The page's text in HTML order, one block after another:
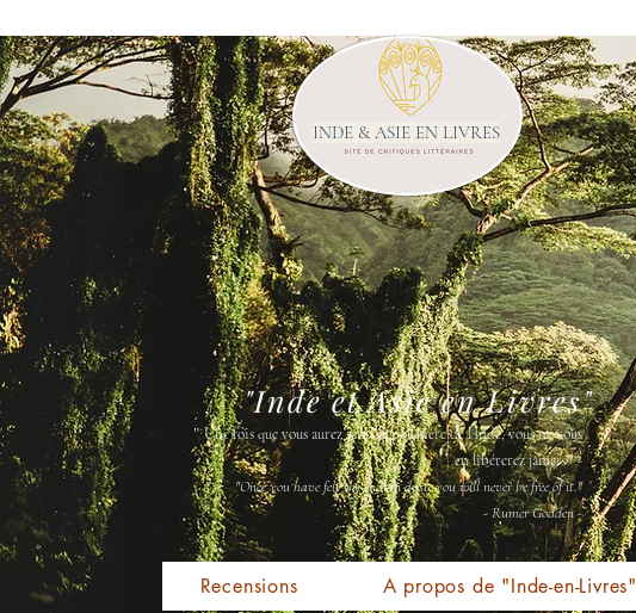
INDE & ASIE EN LIVRES
"Une fois que vous aurez senti la poussière de l'Inde, vous ne vous
en libérerez jamais " -
"Once you have felt the Indian dust, you will never be free of it."
- Rumer Godden -
"Inde et Asie en Livres"
Recensions A propos de "Inde-en-Livres"